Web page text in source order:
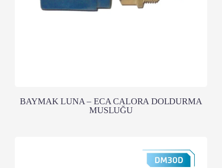
BAYMAK LUNA – ECA CALORA DOLDURMA
MUSLUĞU